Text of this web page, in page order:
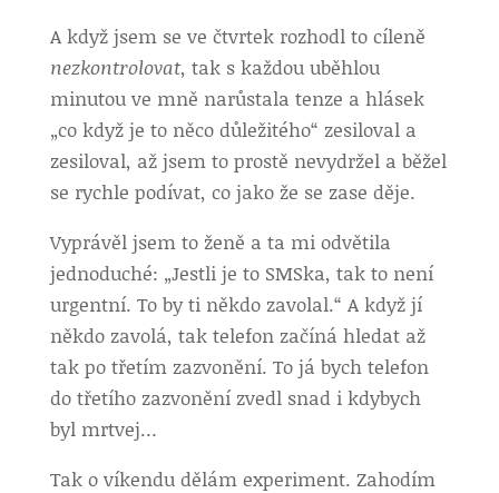
A když jsem se ve čtvrtek rozhodl to cíleně
nezkontrolovat, tak s každou uběhlou
minutou ve mně narůstala tenze a hlásek
„co když je to něco důležitého“ zesiloval a
zesiloval, až jsem to prostě nevydržel a běžel
se rychle podívat, co jako že se zase děje.
Vyprávěl jsem to ženě a ta mi odvětila
jednoduché: „Jestli je to SMSka, tak to není
urgentní. To by ti někdo zavolal.“ A když jí
někdo zavolá, tak telefon začíná hledat až
tak po třetím zazvonění. To já bych telefon
do třetího zazvonění zvedl snad i kdybych
byl mrtvej…
Tak o víkendu dělám experiment. Zahodím